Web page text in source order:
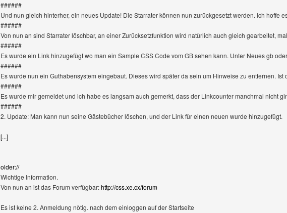
######
Und nun gleich hinterher, ein neues Update! Die Starrater können nun zurückgesetzt werden. Ich hoffe
######
Von nun an sind Starrater löschbar, an einer Zurücksetzfunktion wird natürlich auch gleich gearbeitet,
######
Es wurde ein Link hinzugefügt wo man ein Sample CSS Code vom GB sehen kann. Unter Neues gb
######
Es wurde nun ein Guthabensystem eingebaut. Dieses wird später da sein um Hinweise zu entfernen. Ist
######
Es wurde mir gemeldet und ich habe es langsam auch gemerkt, dass der Linkcounter manchmal nicht
######
2. Update: Man kann nun seine Gästebücher löschen, und der Link für einen neuen wurde hinzugefügt.
[...]
older://
Wichtige Information.
Von nun an ist das Forum verfügbar:http://css.xe.cx/forum
Es ist keine 2. Anmeldung nötig. nach dem einloggen auf der Startseite